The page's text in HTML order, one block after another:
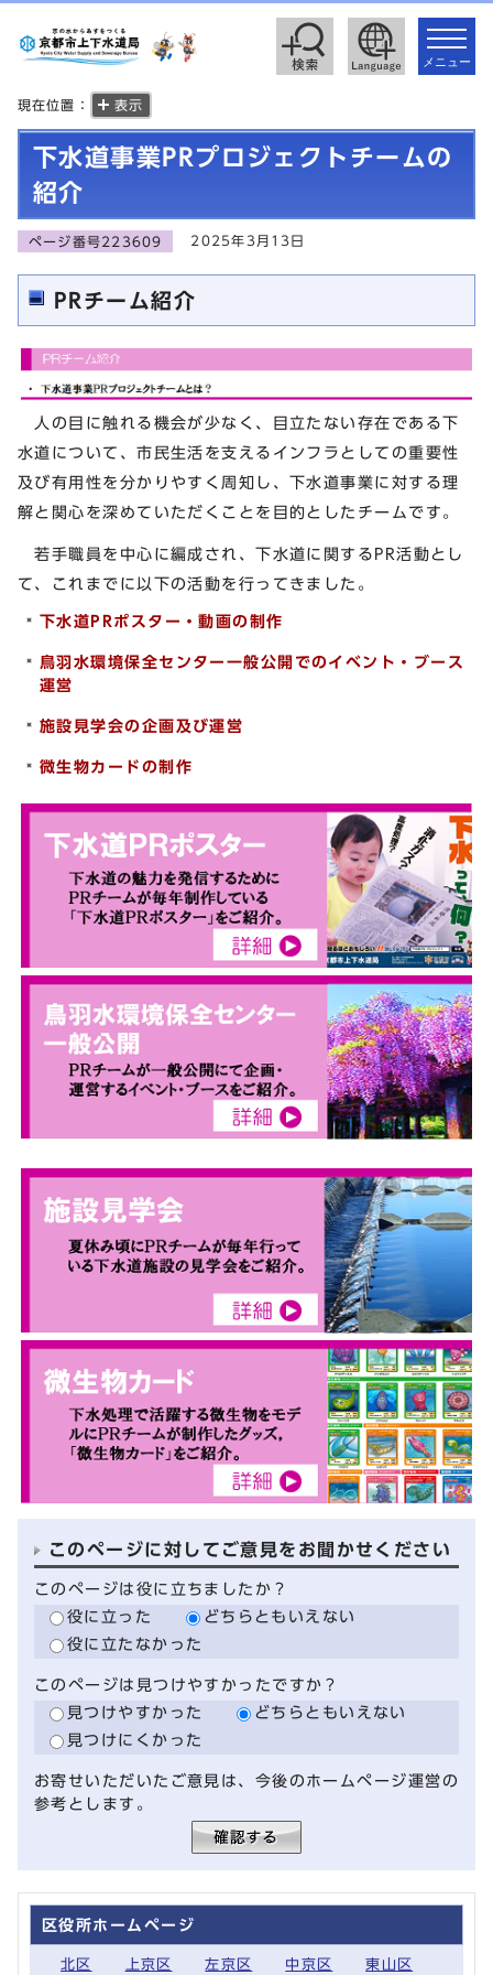
toggle
メニュー
現在位置： 表示
下水道事業PRプロジェクトチームの
紹介
ページ番号223609 2025年3月13日
PRチーム紹介
人の目に触れる機会が少なく、目立たない存在である下
水道について、市民生活を支えるインフラとしての重要性
及び有用性を分かりやすく周知し、下水道事業に対する理
解と関心を深めていただくことを目的としたチームです。
若手職員を中心に編成され、下水道に関するPR活動とし
て、これまでに以下の活動を行ってきました。
下水道PRポスター・動画の制作
鳥羽水環境保全センター一般公開でのイベント・ブース
運営
施設見学会の企画及び運営
微生物カードの制作
このページに対してご意見をお聞かせください
このページは役に立ちましたか？
役に立った
どちらともいえない
役に立たなかった
このページは見つけやすかったですか？
見つけやすかった
どちらともいえない
見つけにくかった
お寄せいただいたご意見は、今後のホームページ運営の
参考とします。
区役所ホームページ
北区 上京区 左京区 中京区 東山区